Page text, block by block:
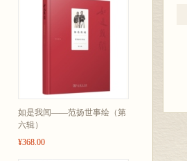
如是我闻——范扬世事绘（第
六辑）
¥368.00